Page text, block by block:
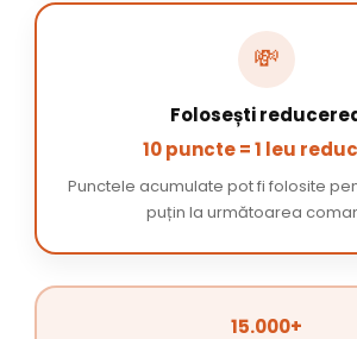
💸
Folosești
10 puncte = 1 leu
Punctele acumulate pot fi folosite
puțin la următoarea
15.000+